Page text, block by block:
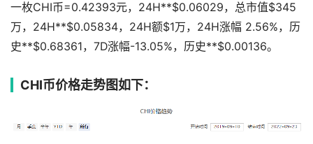
一枚CHI币=0.42393元，24H**$0.06029，总市值$345
万，24H**$0.05834，24H额$1万，24H涨幅 2.56%，历
史**$0.68361，7D涨幅-13.05%，历史**$0.00136。
CHI币价格走势图如下：